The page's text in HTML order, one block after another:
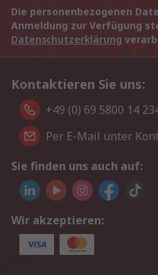
Die personenbezogenen
Anmeldung zur Verfügung
Datenschutzerklärung
Kontaktieren Sie uns:
+49 (0) 69 5800 14
Per E-Mail unter
Sie finden uns auch auf:
Wir akzeptieren: